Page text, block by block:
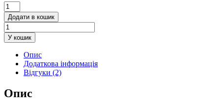
Мікро-
наклейки
на
клавіатуру
Кирилиця
прозоре
Додати в кошик
У кошик
Опис
Додаткова інформація
Відгуки (2)
Опис